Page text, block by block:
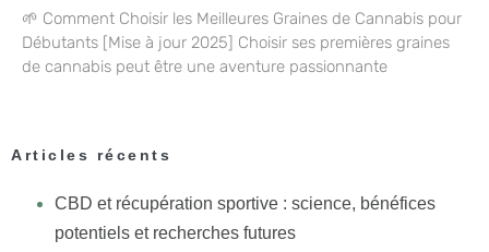
🌱 Comment Choisir les Meilleures Graines de Cannabis pour
Débutants [Mise à jour 2025] Choisir ses premières graines
de cannabis peut être une aventure passionnante
Articles récents
CBD et récupération sportive : science, bénéfices
potentiels et recherches futures